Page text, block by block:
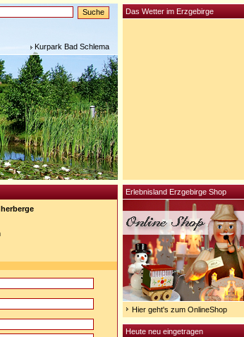
Kurpark Bad Schlema
Erlebnisland Erzgebirge Shop
Hier geht's zum OnlineShop
Heute neu eingetragen
Das Wetter im Erzgebirge